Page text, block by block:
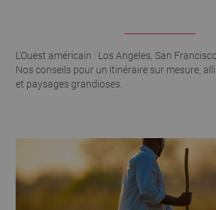
L’Ouest américain : Los Angeles, San
Nos conseils pour un itinéraire sur mesure,
et paysages grandioses.